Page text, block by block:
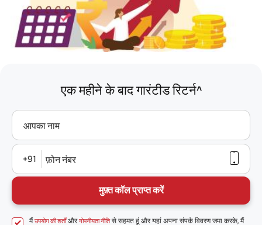
एक महीने के बाद गारंटीड रिटर्न^
आपका नाम
+91 फ़ोन नंबर
मुफ़्त कॉल प्राप्त करें
मैंउपयोग की शर्तोंऔरगोपनीयता नीतिसे सहमत हूं और यहां अपना संपर्क विवरण जमा करके, मैं